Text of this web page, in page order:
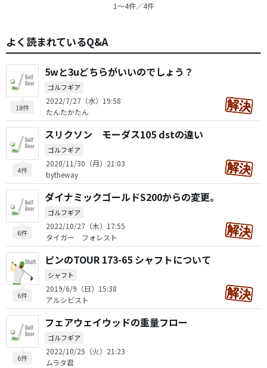
1〜4件／4件
よく読まれているQ&A
18件
5wと3uどちらがいいのでしょう？
ゴルフギア
2022/7/27（水）19:58
たんたかたん
4件
スリクソン モーダス105 dstの違い
ゴルフギア
2020/11/30（月）21:03
bytheway
6件
ダイナミックゴールドS200からの変更。
ゴルフギア
2022/10/27（木）17:55
タイガー フォレスト
6件
ピンのTOUR 173-65 シャフトについて
シャフト
2019/6/9（日）15:38
アルシビスト
6件
フェアウェイウッドの重量フロー
ゴルフギア
2022/10/25（火）21:23
ムラタ君